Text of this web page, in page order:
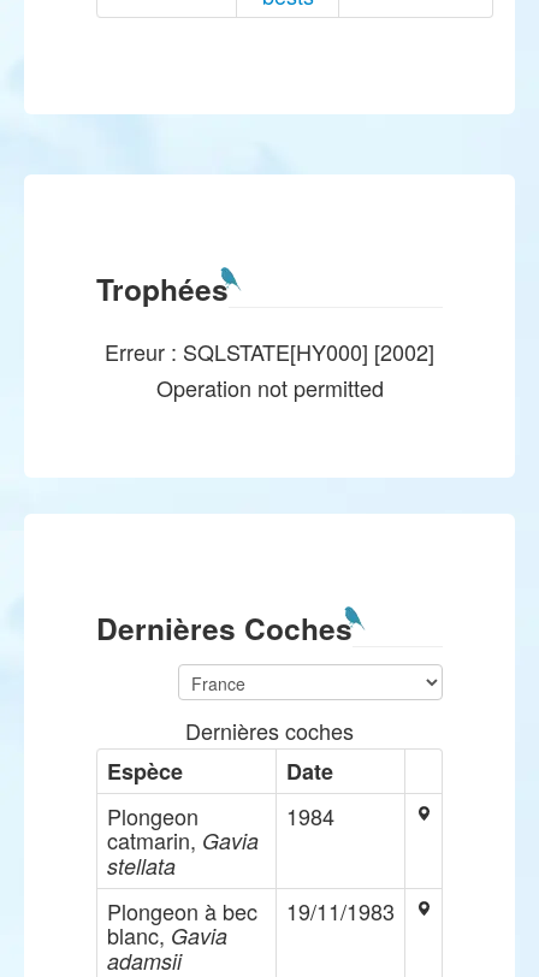
Trophées
Erreur : SQLSTATE[HY000] [2002]
Operation not permitted
Dernières Coches
Dernières coches
Espèce
Date
Plongeon
catmarin, Gavia
stellata
1984
Plongeon à bec
blanc, Gavia
adamsii
19/11/1983